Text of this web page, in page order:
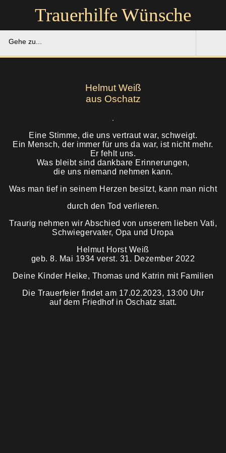
Gehe zu...
Soforthilfe
Trauerfeier
Ruhestätten
Soforthilfe
Trauerhilfe Wünsche
Helmut Weiß
aus Oschatz
Eine Stimme, die uns vertraut war, schweigt.
Ein Mensch, der immer für uns da war, ist nicht mehr.
Er fehlt uns.
Was bleibt sind dankbare Erinnerungen,
die uns niemand nehmen kann.
Was man tief in seinem Herzen besitzt, kann man nicht
durch den Tod verlieren.
Traurig nehmen wir Abschied von unserem lieben Vati,
Schwiegervater, Opa und Uropa
Helmut Horst Weiß
geb. 8. Mai 1934 verst. 31. Dezember 2022
Deine Kinder Heike, Thomas und Katrin mit Familien
Die Trauerfeier findet am 17.02.2023, 13:00 Uhr
auf dem Friedhof in Oschatz statt.